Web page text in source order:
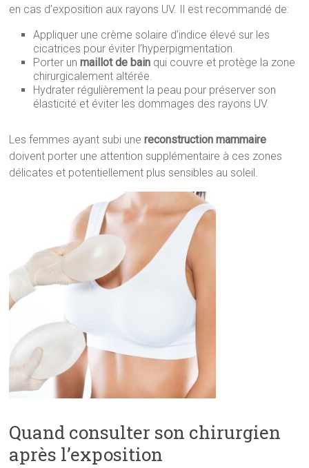
en cas d’exposition aux rayons UV. Il est recommandé de:
Appliquer une crème solaire d’indice élevé sur les
cicatrices pour éviter l’hyperpigmentation.
Porter unmaillot de bain qui couvre et protège la zone
chirurgicalement altérée.
Hydrater régulièrement la peau pour préserver son
élasticité et éviter les dommages des rayons UV.
Les femmes ayant subi unereconstruction mammaire
doivent porter une attention supplémentaire à ces zones
délicates et potentiellement plus sensibles au soleil.
Quand consulter son chirurgien
après l’exposition